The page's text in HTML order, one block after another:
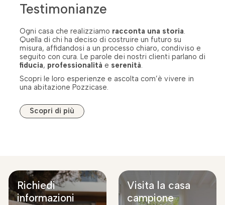
Testimonianze
Ogni casa che realizziamo racconta una storia.
Quella di chi ha deciso di costruire un futuro su
misura, affidandosi a un processo chiaro, condiviso e
seguito con cura. Le parole dei nostri clienti parlano di
fiducia, professionalità e serenità.
Scopri le loro esperienze e ascolta com’è vivere in
una abitazione Pozzicase.
Scopri di più
Richiedi
informazioni
Visita la casa
campione